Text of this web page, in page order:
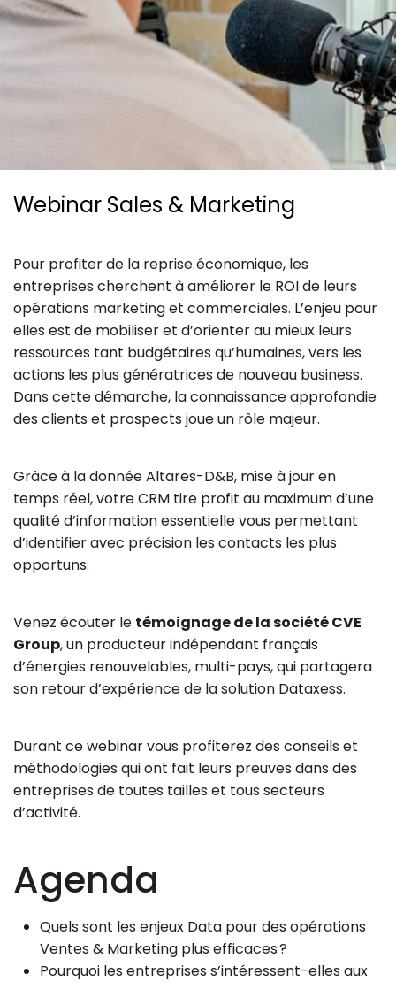
Ressources
Webinar Sales & Marketing
Pour profiter de la reprise économique, les
entreprises cherchent à améliorer le ROI de leurs
opérations marketing et commerciales. L’enjeu pour
elles est de mobiliser et d’orienter au mieux leurs
ressources tant budgétaires qu’humaines, vers les
actions les plus génératrices de nouveau business.
Dans cette démarche, la connaissance approfondie
des clients et prospects joue un rôle majeur.
Grâce à la donnée Altares-D&B, mise à jour en
temps réel, votre CRM tire profit au maximum d’une
qualité d’information essentielle vous permettant
d’identifier avec précision les contacts les plus
opportuns.
Venez écouter le témoignage de la société CVE
Group, un producteur indépendant français
d’énergies renouvelables, multi-pays, qui partagera
son retour d’expérience de la solution Dataxess.
Durant ce webinar vous profiterez des conseils et
méthodologies qui ont fait leurs preuves dans des
entreprises de toutes tailles et tous secteurs
d’activité.
Agenda
Quels sont les enjeux Data pour des opérations
Ventes & Marketing plus efficaces ?
Pourquoi les entreprises s’intéressent-elles aux